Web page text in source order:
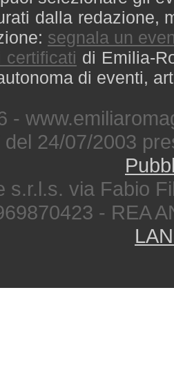
dalla redazione,
segnala un
certificati di Emilia-
di eventi,
-
del 24/07/2003
s.r.l.s. via Fabio
- REA